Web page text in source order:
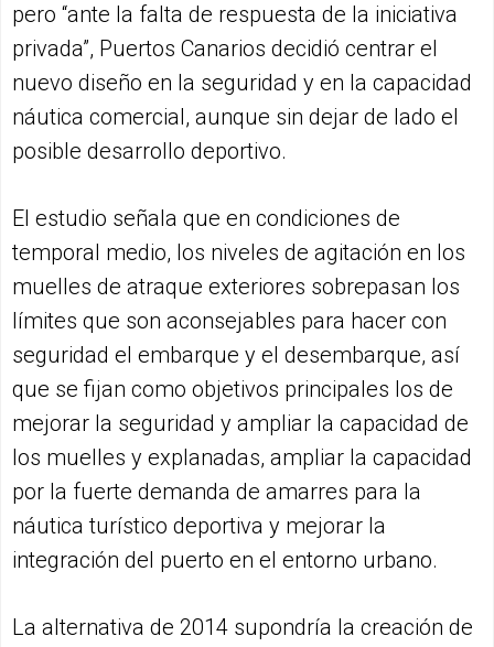
pero “ante la falta de respuesta de la iniciativa
privada”, Puertos Canarios decidió centrar el
nuevo diseño en la seguridad y en la capacidad
náutica comercial, aunque sin dejar de lado el
posible desarrollo deportivo.
El estudio señala que en condiciones de
temporal medio, los niveles de agitación en los
muelles de atraque exteriores sobrepasan los
límites que son aconsejables para hacer con
seguridad el embarque y el desembarque, así
que se fijan como objetivos principales los de
mejorar la seguridad y ampliar la capacidad de
los muelles y explanadas, ampliar la capacidad
por la fuerte demanda de amarres para la
náutica turístico deportiva y mejorar la
integración del puerto en el entorno urbano.
La alternativa de 2014 supondría la creación de